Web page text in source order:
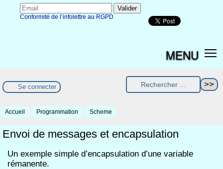
Conformité de l’infolettre au RGPD
MENU
Se connecter
Accueil Programmation Scheme
Envoi de messages et encapsulation
Un exemple simple d’encapsulation d’une variable
rémanente.